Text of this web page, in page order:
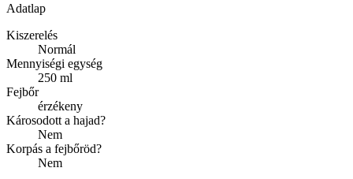
Adatlap
Kiszerelés
Normál
Mennyiségi egység
250 ml
Fejbőr
érzékeny
Károsodott a hajad?
Nem
Korpás a fejbőröd?
Nem